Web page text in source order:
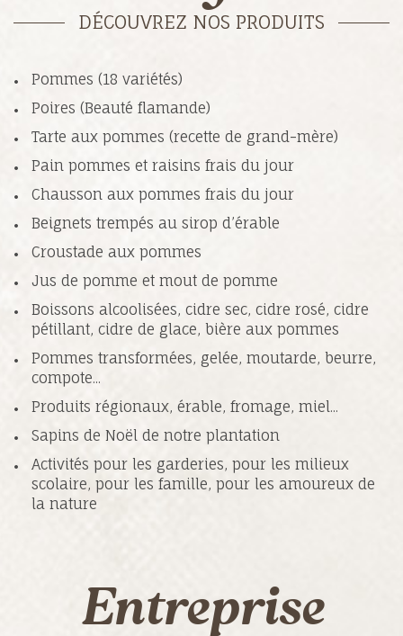
DÉCOUVREZ NOS PRODUITS
Pommes (18 variétés)
Poires (Beauté flamande)
Tarte aux pommes (recette de grand-mère)
Pain pommes et raisins frais du jour
Chausson aux pommes frais du jour
Beignets trempés au sirop d’érable
Croustade aux pommes
Jus de pomme et mout de pomme
Boissons alcoolisées, cidre sec, cidre rosé, cidre
pétillant, cidre de glace, bière aux pommes
Pommes transformées, gelée, moutarde, beurre,
compote...
Produits régionaux, érable, fromage, miel...
Sapins de Noël de notre plantation
Activités pour les garderies, pour les milieux
scolaire, pour les famille, pour les amoureux de
la nature
Entreprise